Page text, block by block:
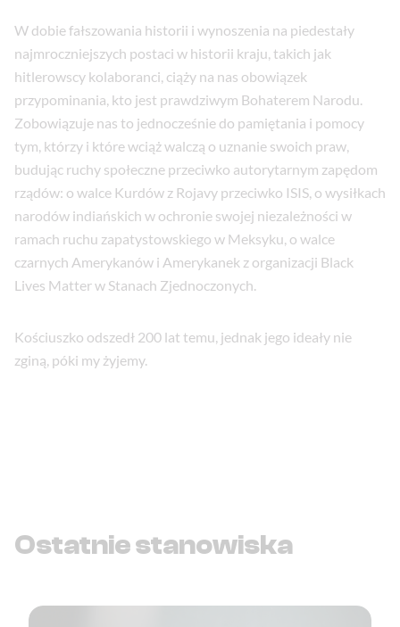
W dobie fałszowania historii i wynoszenia na piedestały
najmroczniejszych postaci w historii kraju, takich jak
hitlerowscy kolaboranci, ciąży na nas obowiązek
przypominania, kto jest prawdziwym Bohaterem Narodu.
Zobowiązuje nas to jednocześnie do pamiętania i pomocy
tym, którzy i które wciąż walczą o uznanie swoich praw,
budując ruchy społeczne przeciwko autorytarnym zapędom
rządów: o walce Kurdów z Rojavy przeciwko ISIS, o wysiłkach
narodów indiańskich w ochronie swojej niezależności w
ramach ruchu zapatystowskiego w Meksyku, o walce
czarnych Amerykanów i Amerykanek z organizacji Black
Lives Matter w Stanach Zjednoczonych.
Kościuszko odszedł 200 lat temu, jednak jego ideały nie
zginą, póki my żyjemy.
Ostatnie stanowiska